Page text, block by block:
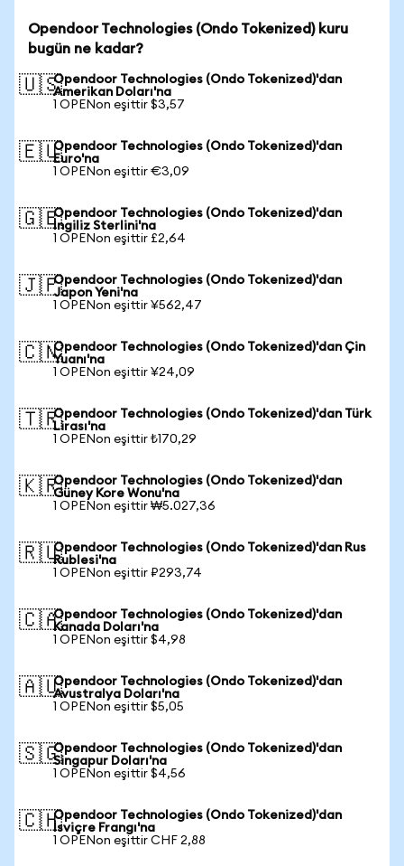
Opendoor Technologies (Ondo Tokenized) kuru
bugün ne kadar?
🇺🇸Opendoor Technologies (Ondo Tokenized)'dan
Amerikan Doları'na
1 OPENon eşittir $3,57
🇪🇺Opendoor Technologies (Ondo Tokenized)'dan
Euro'na
1 OPENon eşittir €3,09
🇬🇧Opendoor Technologies (Ondo Tokenized)'dan
İngiliz Sterlini'na
1 OPENon eşittir £2,64
🇯🇵Opendoor Technologies (Ondo Tokenized)'dan
Japon Yeni'na
1 OPENon eşittir ¥562,47
🇨🇳Opendoor Technologies (Ondo Tokenized)'dan Çin
Yuanı'na
1 OPENon eşittir ¥24,09
🇹🇷Opendoor Technologies (Ondo Tokenized)'dan Türk
Lirası'na
1 OPENon eşittir ₺170,29
🇰🇷Opendoor Technologies (Ondo Tokenized)'dan
Güney Kore Wonu'na
1 OPENon eşittir ₩5.027,36
🇷🇺Opendoor Technologies (Ondo Tokenized)'dan Rus
Rublesi'na
1 OPENon eşittir ₽293,74
🇨🇦Opendoor Technologies (Ondo Tokenized)'dan
Kanada Doları'na
1 OPENon eşittir $4,98
🇦🇺Opendoor Technologies (Ondo Tokenized)'dan
Avustralya Doları'na
1 OPENon eşittir $5,05
🇸🇬Opendoor Technologies (Ondo Tokenized)'dan
Singapur Doları'na
1 OPENon eşittir $4,56
🇨🇭Opendoor Technologies (Ondo Tokenized)'dan
İsviçre Frangı'na
1 OPENon eşittir CHF 2,88